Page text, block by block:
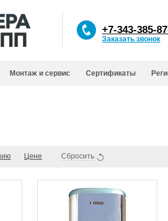
+7-343-385-
Заказать звонок
Монтаж и сервис Сертификаты
Цене Сбросить